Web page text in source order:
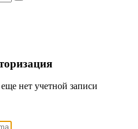
нет учетной записи